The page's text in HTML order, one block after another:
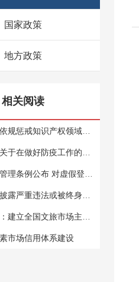
国家政策
地方政策
相关阅读
市场信用体系建设